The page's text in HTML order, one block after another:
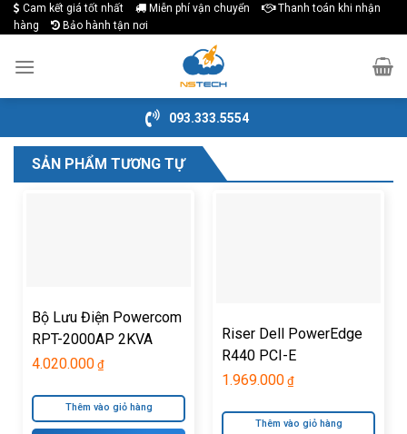
Skip
to
content
Cam kết giá tốt nhất Miễn phí vận chuyển
Thanh toán khi nhận
hàng
Bảo hành tận nơi
093.333.5554
SẢN PHẨM TƯƠNG TỰ
Bộ Lưu Điện Powercom
RPT-2000AP 2KVA
4.020.000 ₫
Thêm vào giỏ hàng
Riser Dell PowerEdge
R440 PCI-E
1.969.000 ₫
Thêm vào giỏ hàng